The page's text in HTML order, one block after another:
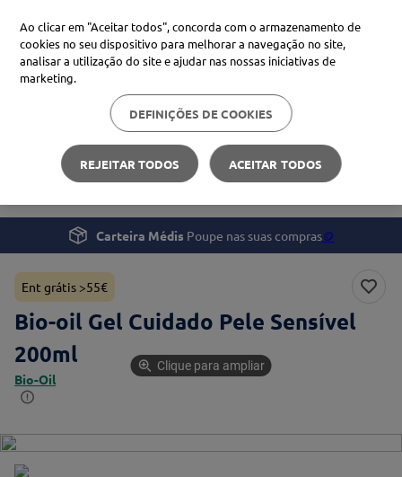
Procure no Marketplace Médis
Pesquisas mais comuns
xiaomi
uriage
4º svr
Beleza e Cuidado pessoal
Bio-oil Gel Cuidado Pele Sensível 200ml
Carteira Médis Poupe nas suas compras🪙
Ent grátis >55€
Bio-oil Gel Cuidado Pele Sensível
200ml
Bio-Oil
Clique para ampliar
Ao clicar em "Aceitar todos", concorda com o armazenamento de
cookies no seu dispositivo para melhorar a navegação no site,
analisar a utilização do site e ajudar nas nossas iniciativas de
marketing.
DEFINIÇÕES DE COOKIES
REJEITAR TODOS ACEITAR TODOS